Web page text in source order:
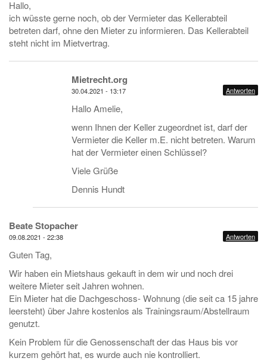
Hallo,
ich wüsste gerne noch, ob der Vermieter das Kellerabteil
betreten darf, ohne den Mieter zu informieren. Das Kellerabteil
steht nicht im Mietvertrag.
Mietrecht.org
30.04.2021 - 13:17 Antworten
Hallo Amelie,
wenn Ihnen der Keller zugeordnet ist, darf der
Vermieter die Keller m.E. nicht betreten. Warum
hat der Vermieter einen Schlüssel?
Viele Grüße
Dennis Hundt
Beate Stopacher
09.08.2021 - 22:38 Antworten
Guten Tag,
Wir haben ein Mietshaus gekauft in dem wir und noch drei
weitere Mieter seit Jahren wohnen.
Ein Mieter hat die Dachgeschoss- Wohnung (die seit ca 15 jahre
leersteht) über Jahre kostenlos als Trainingsraum/Abstellraum
genutzt.
Kein Problem für die Genossenschaft der das Haus bis vor
kurzem gehört hat, es wurde auch nie kontrolliert.